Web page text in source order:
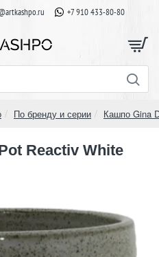
+7 910 433-80-80
По бренду и серии Кашпо Gina
Reactiv White